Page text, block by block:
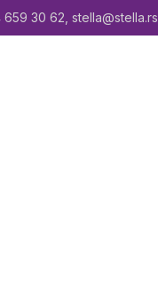
659 30 62, stella@stella.rs